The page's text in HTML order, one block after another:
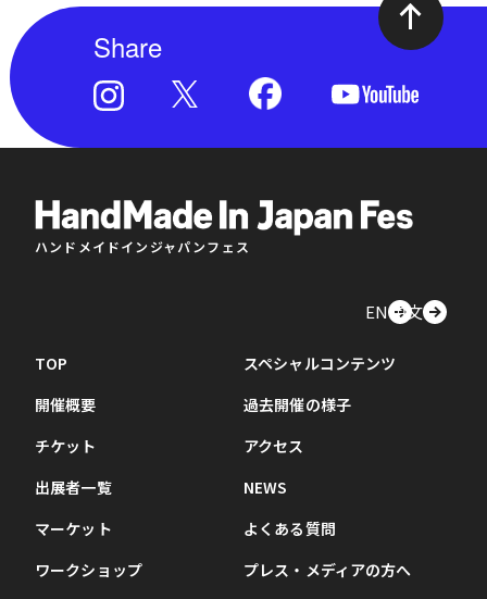
Share
ハンドメイドインジャパンフェス
EN中文
TOP
開催概要
チケット
出展者一覧
マーケット
ワークショップ
スペシャルコンテンツ
過去開催の様子
アクセス
NEWS
よくある質問
プレス・メディアの方へ